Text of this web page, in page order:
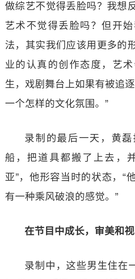
做综艺不觉得丢脸吗？我想
艺术不觉得丢脸吗？但开
法，其实我们应该用更多的
业的认真的创作态度，艺
生，戏剧舞台上如果有被追逐
一个怎样的文化氛围。”
录制的最后一天，黄
船，把道具都搬了上去，
亚”，他形容当时的状态，“
有一种乘风破浪的感觉。”
在节目中成长，审美和
录制中，这些男生住在